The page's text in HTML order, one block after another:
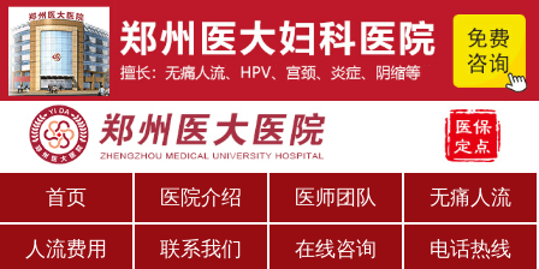
首页 医院介绍 医师团队 无痛人流
人流费用 联系我们 在线咨询 电话热线